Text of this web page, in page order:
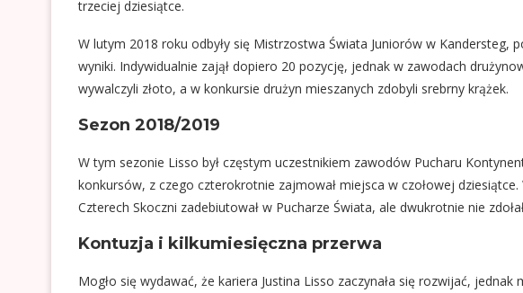
trzeciej dziesiątce.
W lutym 2018 roku odbyły się Mistrzostwa Świata Juniorów w Kandersteg,
wyniki. Indywidualnie zajął dopiero 20 pozycję, jednak w zawodach
wywalczyli złoto, a w konkursie drużyn mieszanych zdobyli srebrny krążek.
Sezon 2018/2019
W tym sezonie Lisso był częstym uczestnikiem zawodów Pucharu
konkursów, z czego czterokrotnie zajmował miejsca w czołowej
Czterech Skoczni zadebiutował w Pucharze Świata, ale dwukrotnie nie
Kontuzja i kilkumiesięczna przerwa
Mogło się wydawać, że kariera Justina Lisso zaczynała się rozwijać, jednak